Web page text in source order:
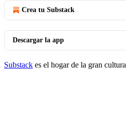
Crea tu Substack
Descargar la app
Substack es el hogar de la gran cultura